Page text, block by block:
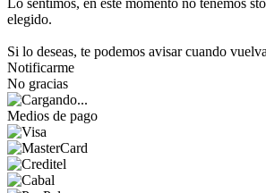
Lo sentimos, en este momento no tenemos
elegido.
Si lo deseas, te podemos avisar cuando
Notificarme
No gracias
Medios de pago